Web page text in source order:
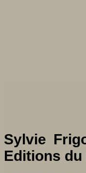
Sylvie
Editions du